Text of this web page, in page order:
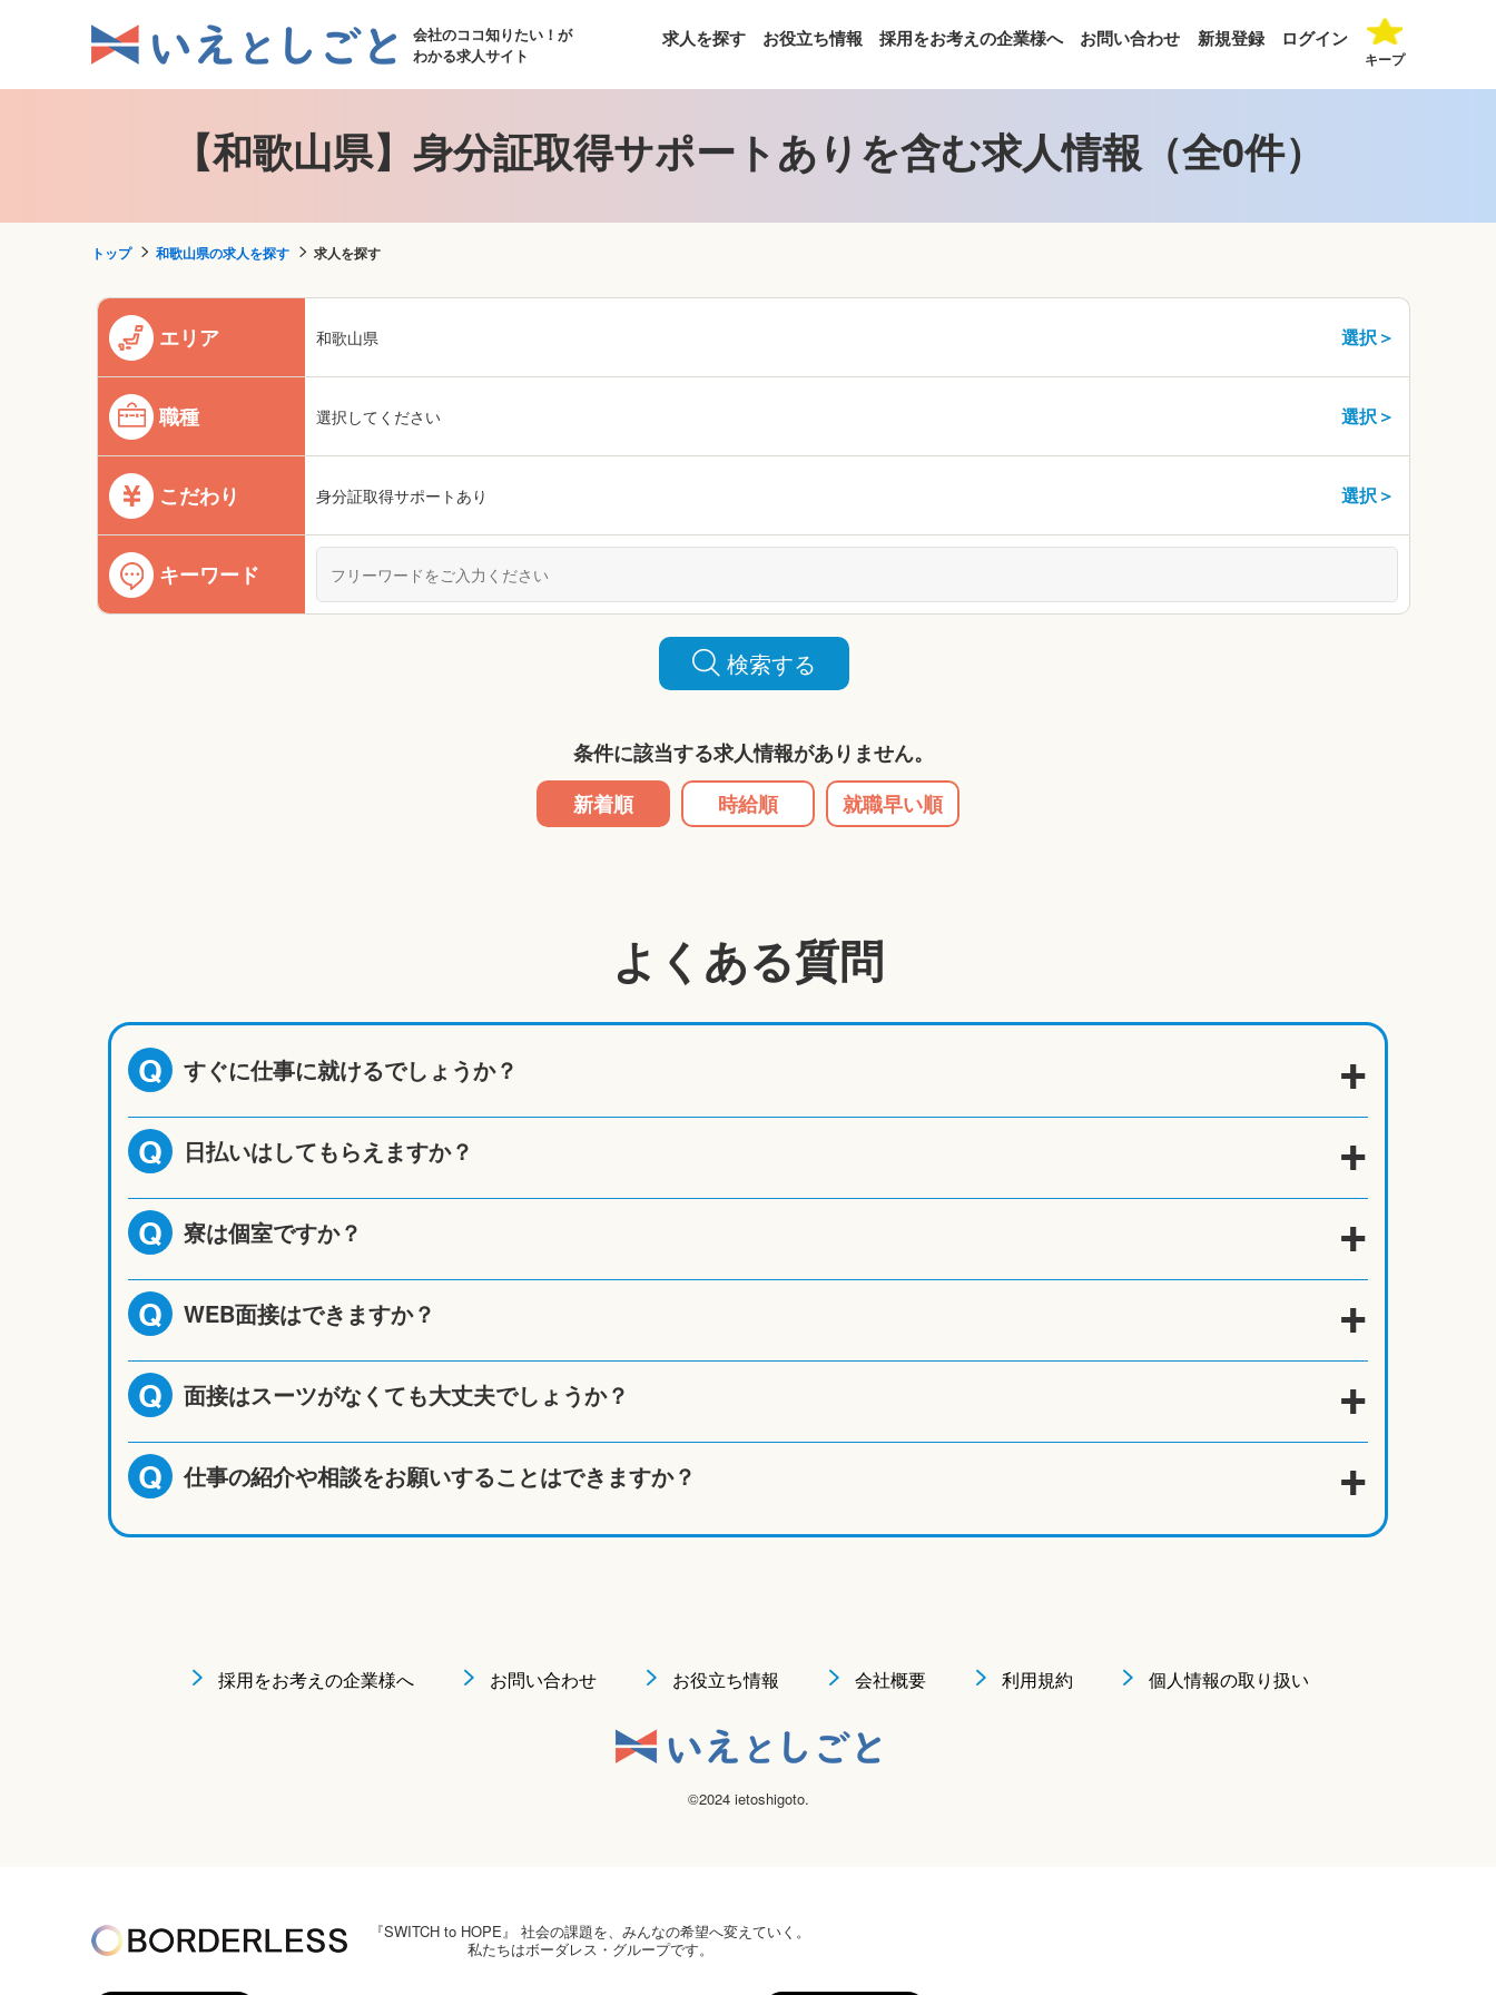
会社のココ知りたい！が
わかる求人サイト
求人を探す お役立ち情報 採用をお考えの企業様へ お問い合わせ 新規登録 ログイン
キープ
【和歌山県】身分証取得サポートありを含む求人情報（全0件）
トップ 和歌山県の求人を探す 求人を探す
エリア 和歌山県 選択＞
職種 選択してください 選択＞
こだわり 身分証取得サポートあり 選択＞
キーワード
検索する
条件に該当する求人情報がありません。
新着順
時給順 就職早い順
よくある質問
Q すぐに仕事に就けるでしょうか？
Q 日払いはしてもらえますか？
Q 寮は個室ですか？
Q WEB面接はできますか？
Q 面接はスーツがなくても大丈夫でしょうか？
Q 仕事の紹介や相談をお願いすることはできますか？
採用をお考えの企業様へ お問い合わせ お役立ち情報 会社概要 利用規約 個人情報の取り扱い
©2024 ietoshigoto.
『SWITCH to HOPE』 社会の課題を、みんなの希望へ変えていく。
私たちはボーダレス・グループです。